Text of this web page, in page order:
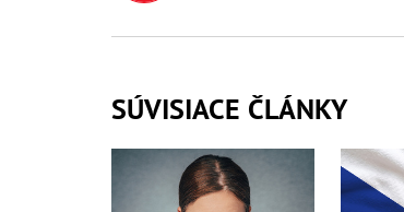
SÚVISIACE ČLÁNKY